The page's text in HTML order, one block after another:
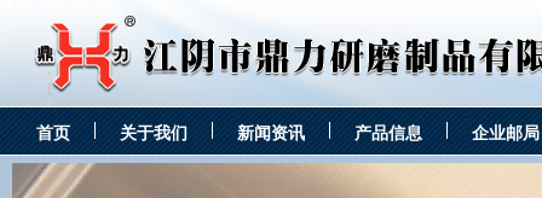
首页 关于我们 新闻资讯 产品信息 企业邮局